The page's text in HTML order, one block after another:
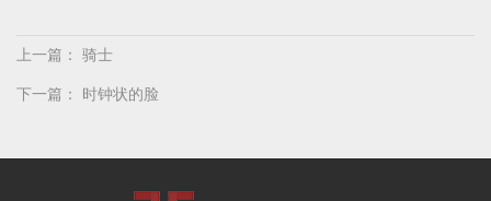
上一篇： 骑士
下一篇： 时钟状的脸